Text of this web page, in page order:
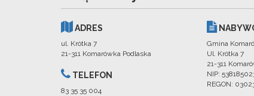
ADRES
ul. Krótka 7
21-311 Komarówka Podlaska
TELEFON
83 35 35 004
Gmina
Ul. Krótka 7
21-311
NIP:
REGON: